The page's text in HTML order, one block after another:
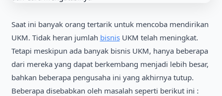
Saat ini banyak orang tertarik untuk mencoba mendirikan
UKM. Tidak heran jumlah bisnisUKM telah meningkat.
Tetapi meskipun ada banyak bisnis UKM, hanya beberapa
dari mereka yang dapat berkembang menjadi lebih besar,
bahkan beberapa pengusaha ini yang akhirnya tutup.
Beberapa disebabkan oleh masalah seperti berikut ini :